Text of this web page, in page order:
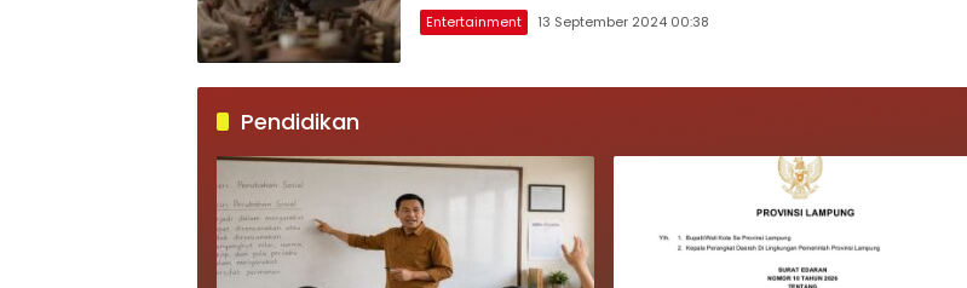
Entertainment 13 September 2024 00:38
Pendidikan